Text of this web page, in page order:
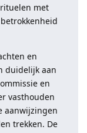
met
en
duidelijk aan
en
vasthouden
aanwijzingen
trekken. De